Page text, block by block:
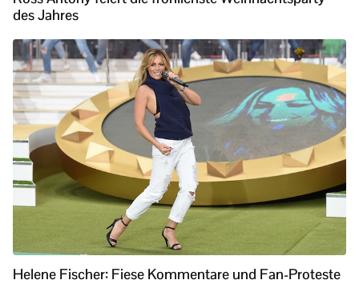
des Jahres
Helene Fischer: Fiese Kommentare und Fan-Proteste